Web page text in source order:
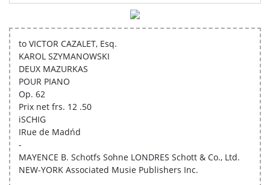
to VICTOR CAZALET, Esq.
KAROL SZYMANOWSKI
DEUX MAZURKAS
POUR PIANO
Op. 62
Prix net frs. 12 .50
iSCHIG
IRue de Madńd
-
MAYENCE B. Schotfs Sohne LONDRES Schott & Co., Ltd.
NEW-YORK Associated Musie Publishers Inc.